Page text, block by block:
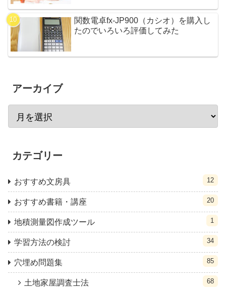
関数電卓fx-JP900（カシオ）を購入し
たのでいろいろ評価してみた
アーカイブ
カテゴリー
おすすめ文房具 12
おすすめ書籍・講座 20
地積測量図作成ツール 1
学習方法の検討 34
穴埋め問題集 85
土地家屋調査士法 68